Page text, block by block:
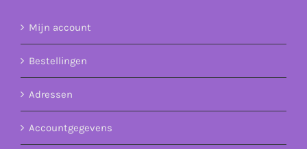
Mijn account
Bestellingen
Adressen
Accountgegevens